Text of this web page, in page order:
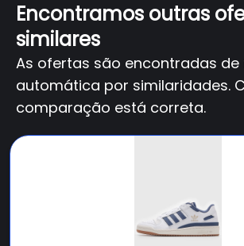
Encontramos outras
similares
As ofertas são encontradas
automática por similaridades.
comparação está correta.